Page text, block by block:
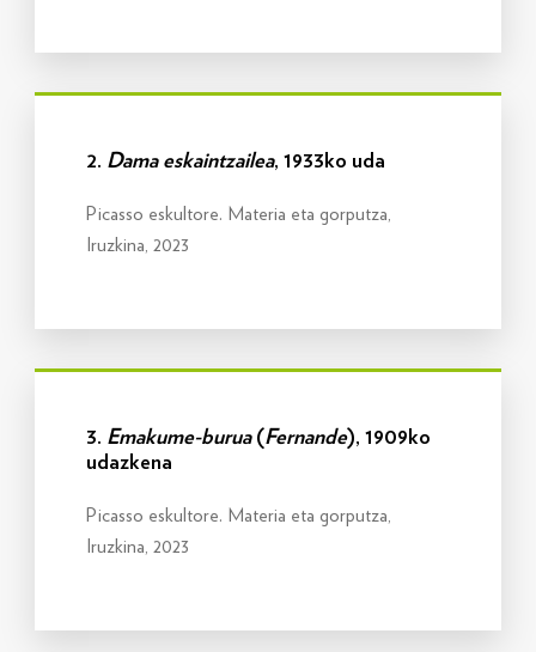
2. Dama eskaintzailea, 1933ko uda
Picasso eskultore. Materia eta gorputza,
Iruzkina, 2023
3. Emakume-burua (Fernande), 1909ko
udazkena
Picasso eskultore. Materia eta gorputza,
Iruzkina, 2023